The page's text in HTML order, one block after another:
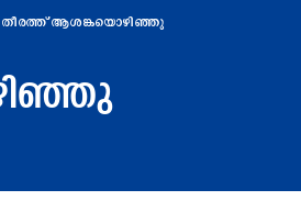
തീരത്ത് ആശങ്കയൊഴിഞ്ഞു